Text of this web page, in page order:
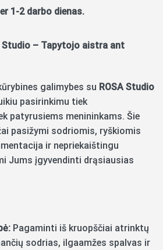
1-2 darbo dienas.
Studio – Tapytojo aistra ant
galimybes su ROSA Studio
pasirinkimu tiek
patyrusiems menininkams. Šie
pasižymi sodriomis, ryškiomis
ir nepriekaištingu
Jums įgyvendinti drąsiausias
Pagaminti iš kruopščiai atrinktų
sodrias, ilgaamžes spalvas ir